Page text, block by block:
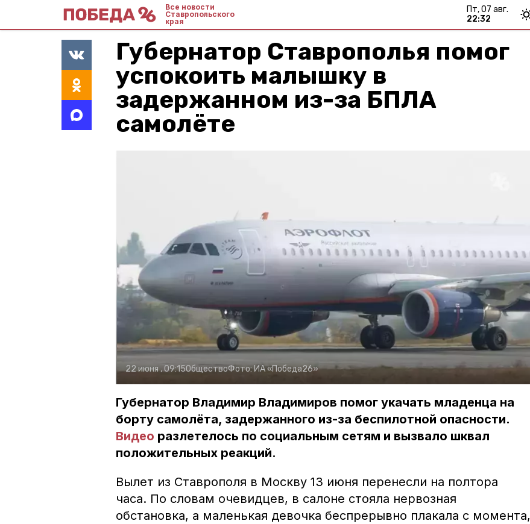
Все новости
Ставропольского
края
пт, 07 авг.
22:32
Губернатор Ставрополья помог
успокоить малышку в
задержанном из-за БПЛА
самолёте
22 июня , 09:15ОбществоФото:ИА «Победа26»
Губернатор Владимир Владимиров помог укачать младенца на
борту самолёта, задержанного из-за беспилотной опасности.
Видео разлетелось по социальным сетям и вызвало шквал
положительных реакций.
Вылет из Ставрополя в Москву 13 июня перенесли на полтора
часа. По словам очевидцев, в салоне стояла нервозная
обстановка, а маленькая девочка беспрерывно плакала с момента,